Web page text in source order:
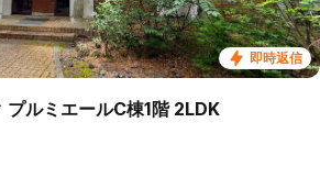
即時返信
プルミエールC棟1階 2LDK